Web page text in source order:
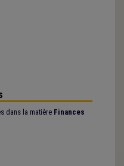
dans la matière Finances